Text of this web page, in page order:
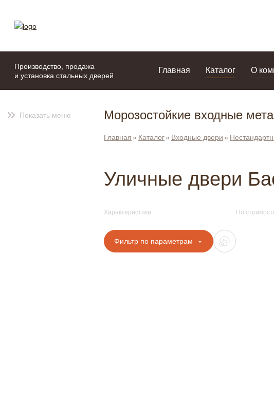
Производство, продажа
и установка стальных дверей
Главная Каталог О
Показать меню Морозостойкие входные
Главная Каталог Входные двери
Уличные двери
Характеристики
Фильтр по параметрам
По